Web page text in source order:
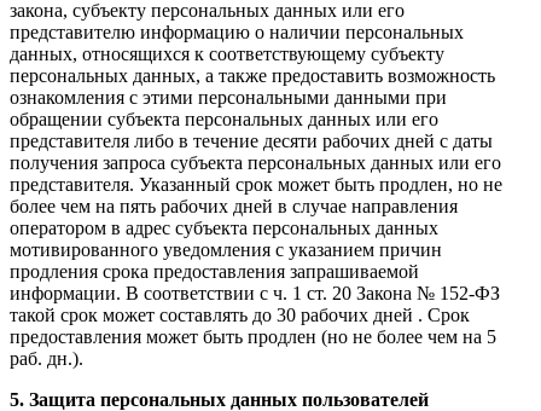
закона, субъекту персональных данных или его
представителю информацию о наличии персональных
данных, относящихся к соответствующему субъекту
персональных данных, а также предоставить возможность
ознакомления с этими персональными данными при
обращении субъекта персональных данных или его
представителя либо в течение десяти рабочих дней с даты
получения запроса субъекта персональных данных или его
представителя. Указанный срок может быть продлен, но не
более чем на пять рабочих дней в случае направления
оператором в адрес субъекта персональных данных
мотивированного уведомления с указанием причин
продления срока предоставления запрашиваемой
информации. В соответствии с ч. 1 ст. 20 Закона № 152-ФЗ
такой срок может составлять до 30 рабочих дней . Срок
предоставления может быть продлен (но не более чем на 5
раб. дн.).
5. Защита персональных данных пользователей